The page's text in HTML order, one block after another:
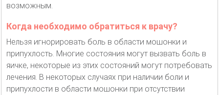
возможным.
Когда необходимо обратиться к врачу?
Нельзя игнорировать боль в области мошонки и
припухлость. Многие состояния могут вызвать боль в
яичке, некоторые из этих состояний могут потребовать
лечения. В некоторых случаях при наличии боли и
припухлости в области мошонки при отсутствии